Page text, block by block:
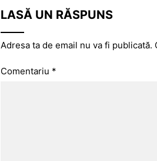
LASĂ UN RĂSPUNS
Adresa ta de email nu va fi publicată.
Comentariu *